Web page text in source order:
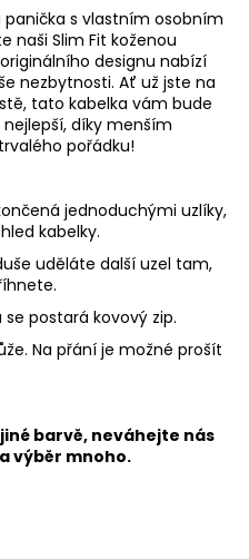
s vlastním osobním
naši Slim Fit koženou
designu nabízí
nezbytnosti. Ať už jste na
tato kabelka vám bude
díky menším
pořádku!
jednoduchými uzlíky,
kabelky.
uděláte další uzel tam,
postará kovový zip.
Na přání je možné prošít
barvě, neváhejte nás
výběr mnoho.